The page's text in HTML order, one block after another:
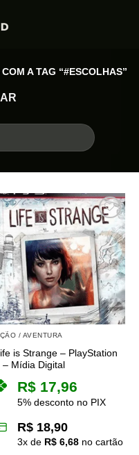
A TAG “#ESCOLHAS”
/ AVENTURA
Life is Strange – PlayStation
– Mídia Digital
R$ 17,96
5% desconto no PIX
R$ 18,90
3x de R$ 6,68 no cartão